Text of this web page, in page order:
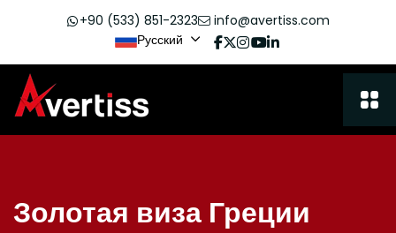
+90 (533) 851-2323
info@avertiss.com
Русский
Золотая виза Греции